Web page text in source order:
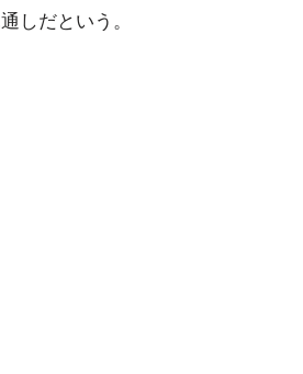
しだという。